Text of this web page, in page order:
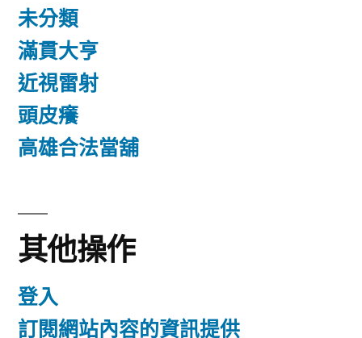
未分類
滿貫大亨
近視雷射
頭皮癢
高雄合法當舖
其他操作
登入
訂閱網站內容的資訊提供